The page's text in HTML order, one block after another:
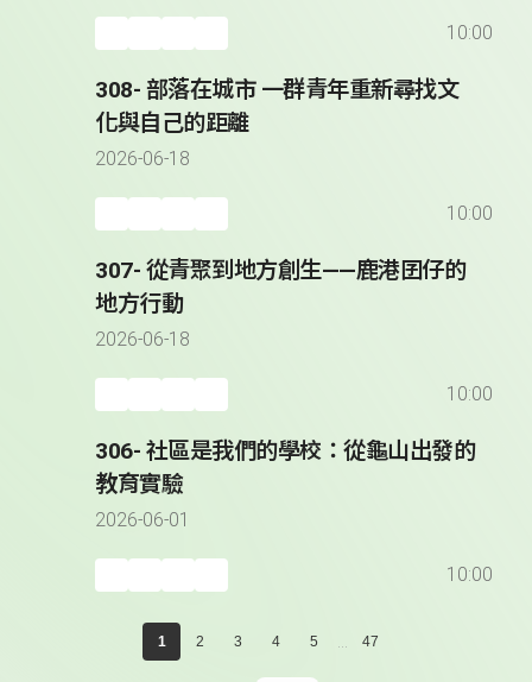
10:00
308- 部落在城市 一群青年重新尋找文
化與自己的距離
2026-06-18
10:00
307- 從青聚到地方創生——鹿港囝仔的
地方行動
2026-06-18
10:00
306- 社區是我們的學校：從龜山出發的
教育實驗
2026-06-01
10:00
1 2 3 4 5 ... 47